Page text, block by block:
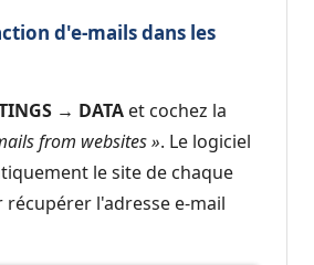
d'e-mails dans les
→ DATA et cochez la
from websites ». Le logiciel
le site de chaque
l'adresse e-mail